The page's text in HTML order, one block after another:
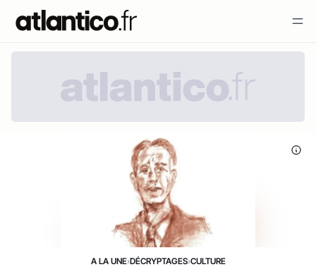
A LA UNE›DÉCRYPTAGES›CULTURE